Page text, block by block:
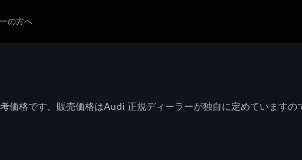
の方へ
価格です。販売価格はAudi 正規ディーラーが独自に定めていますの